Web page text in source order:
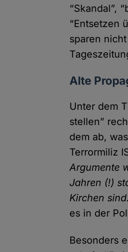
“Skandal”,
“Entsetzen
sparen
Alte
Unter dem
stellen”
dem ab,
Terrormiliz
Argumente
Jahren (!)
Kirchen
es in der
Besonders